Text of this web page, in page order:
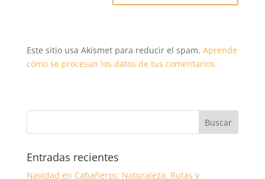
Este sitio usa Akismet para reducir el spam. Aprende
cómo se procesan los datos de tus comentarios.
Entradas recientes
Navidad en Cabañeros: Naturaleza, Rutas y